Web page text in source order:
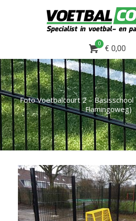
0
€ 0,00
Foto Voetbalcourt 2 – Basisschool
Flamingoweg)